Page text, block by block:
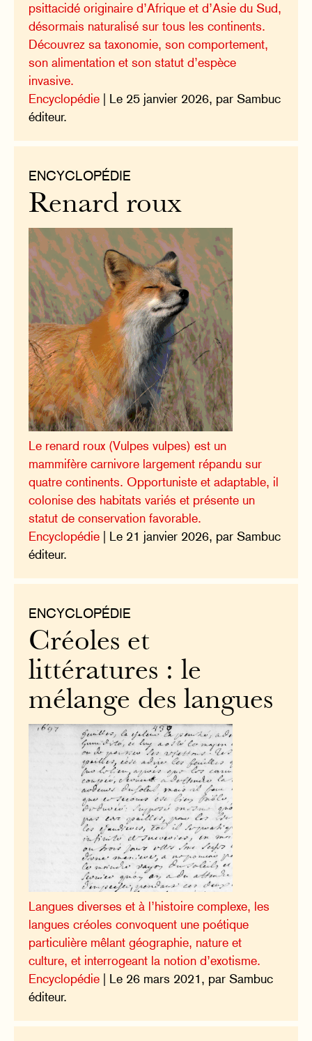
psittacidé originaire d’Afrique et d’Asie du Sud,
désormais naturalisé sur tous les continents.
Découvrez sa taxonomie, son comportement,
son alimentation et son statut d’espèce
invasive.
Encyclopédie | Le 25 janvier 2026, par Sambuc
éditeur.
ENCYCLOPÉDIE
Renard roux
Le renard roux (Vulpes vulpes) est un
mammifère carnivore largement répandu sur
quatre continents. Opportuniste et adaptable, il
colonise des habitats variés et présente un
statut de conservation favorable.
Encyclopédie | Le 21 janvier 2026, par Sambuc
éditeur.
ENCYCLOPÉDIE
Créoles et
littératures : le
mélange des langues
Langues diverses et à l’histoire complexe, les
langues créoles convoquent une poétique
particulière mêlant géographie, nature et
culture, et interrogeant la notion d’exotisme.
Encyclopédie | Le 26 mars 2021, par Sambuc
éditeur.